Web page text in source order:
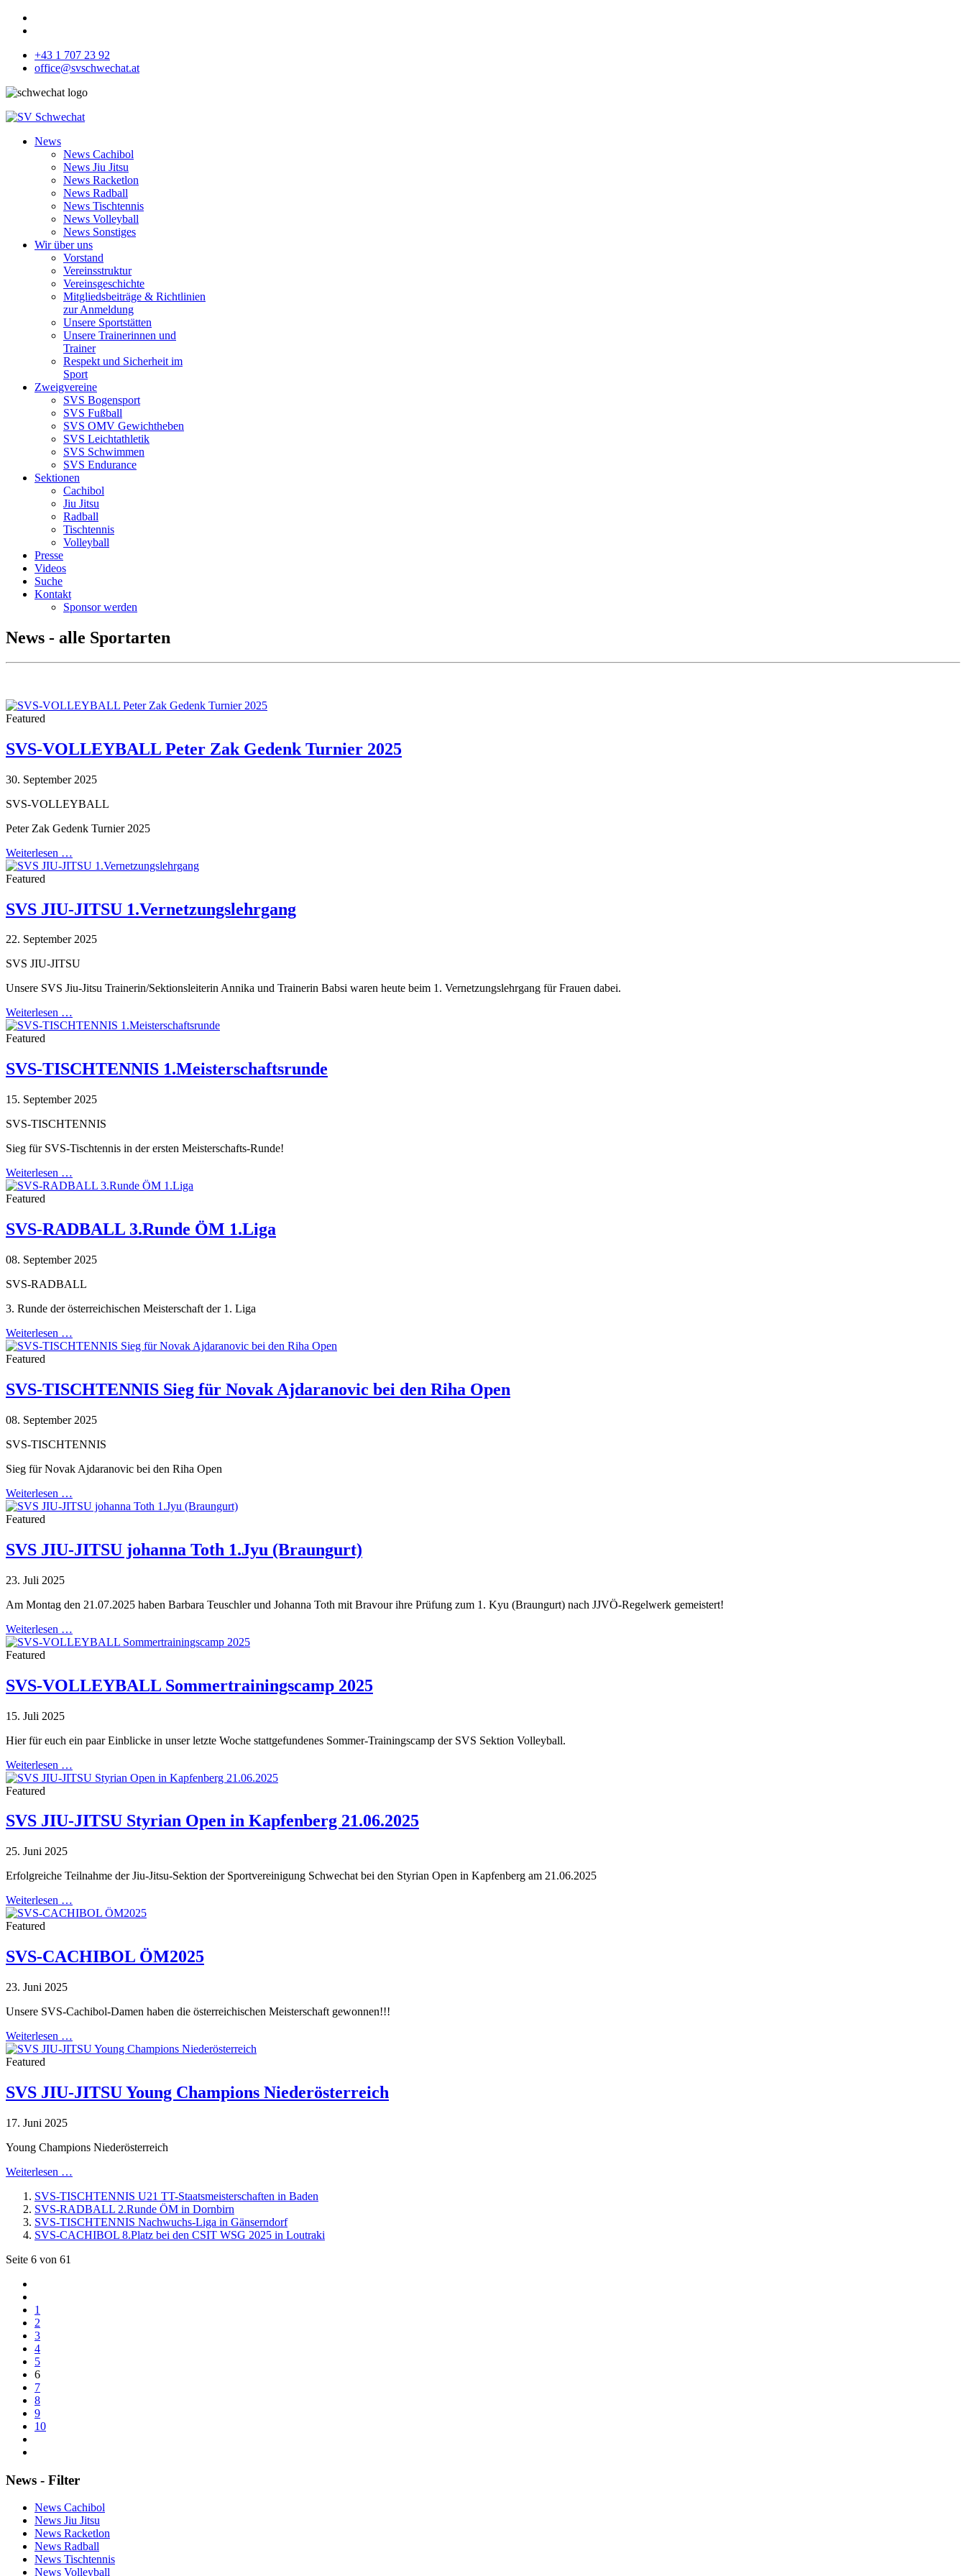
+43 1 707 23 92
office@svschwechat.at
News
News Cachibol
News Jiu Jitsu
News Racketlon
News Radball
News Tischtennis
News Volleyball
News Sonstiges
Wir über uns
Vorstand
Vereinsstruktur
Vereinsgeschichte
Mitgliedsbeiträge & Richtlinien
zur Anmeldung
Unsere Sportstätten
Unsere Trainerinnen und
Trainer
Respekt und Sicherheit im
Sport
Zweigvereine
SVS Bogensport
SVS Fußball
SVS OMV Gewichtheben
SVS Leichtathletik
SVS Schwimmen
SVS Endurance
Sektionen
Cachibol
Jiu Jitsu
Radball
Tischtennis
Volleyball
Presse
Videos
Suche
Kontakt
Sponsor werden
News - alle Sportarten
Featured
SVS-VOLLEYBALL Peter Zak Gedenk Turnier 2025
30. September 2025
SVS-VOLLEYBALL
Peter Zak Gedenk Turnier 2025
Weiterlesen …
Featured
SVS JIU-JITSU 1.Vernetzungslehrgang
22. September 2025
SVS JIU-JITSU
Unsere SVS Jiu-Jitsu Trainerin/Sektionsleiterin Annika und Trainerin Babsi waren heute beim 1. Vernetzungslehrgang für Frauen dabei.
Weiterlesen …
Featured
SVS-TISCHTENNIS 1.Meisterschaftsrunde
15. September 2025
SVS-TISCHTENNIS
Sieg für SVS-Tischtennis in der ersten Meisterschafts-Runde!
Weiterlesen …
Featured
SVS-RADBALL 3.Runde ÖM 1.Liga
08. September 2025
SVS-RADBALL
3. Runde der österreichischen Meisterschaft der 1. Liga
Weiterlesen …
Featured
SVS-TISCHTENNIS Sieg für Novak Ajdaranovic bei den Riha Open
08. September 2025
SVS-TISCHTENNIS
Sieg für Novak Ajdaranovic bei den Riha Open
Weiterlesen …
Featured
SVS JIU-JITSU johanna Toth 1.Jyu (Braungurt)
23. Juli 2025
Am Montag den 21.07.2025 haben Barbara Teuschler und Johanna Toth mit Bravour ihre Prüfung zum 1. Kyu (Braungurt) nach JJVÖ-Regelwerk gemeistert!
Weiterlesen …
Featured
SVS-VOLLEYBALL Sommertrainingscamp 2025
15. Juli 2025
Hier für euch ein paar Einblicke in unser letzte Woche stattgefundenes Sommer-Trainingscamp der SVS Sektion Volleyball.
Weiterlesen …
Featured
SVS JIU-JITSU Styrian Open in Kapfenberg 21.06.2025
25. Juni 2025
Erfolgreiche Teilnahme der Jiu-Jitsu-Sektion der Sportvereinigung Schwechat bei den Styrian Open in Kapfenberg am 21.06.2025
Weiterlesen …
Featured
SVS-CACHIBOL ÖM2025
23. Juni 2025
Unsere SVS-Cachibol-Damen haben die österreichischen Meisterschaft gewonnen!!!
Weiterlesen …
Featured
SVS JIU-JITSU Young Champions Niederösterreich
17. Juni 2025
Young Champions Niederösterreich
Weiterlesen …
SVS-TISCHTENNIS U21 TT-Staatsmeisterschaften in Baden
SVS-RADBALL 2.Runde ÖM in Dornbirn
SVS-TISCHTENNIS Nachwuchs-Liga in Gänserndorf
SVS-CACHIBOL 8.Platz bei den CSIT WSG 2025 in Loutraki
Seite 6 von 61
1
2
3
4
5
6
7
8
9
10
News - Filter
News Cachibol
News Jiu Jitsu
News Racketlon
News Radball
News Tischtennis
News Volleyball